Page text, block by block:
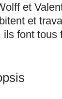
et
et
font